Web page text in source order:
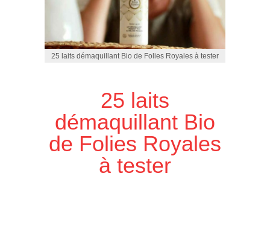
25 laits démaquillant Bio de Folies Royales à tester
25 laits
démaquillant Bio
de Folies Royales
à tester